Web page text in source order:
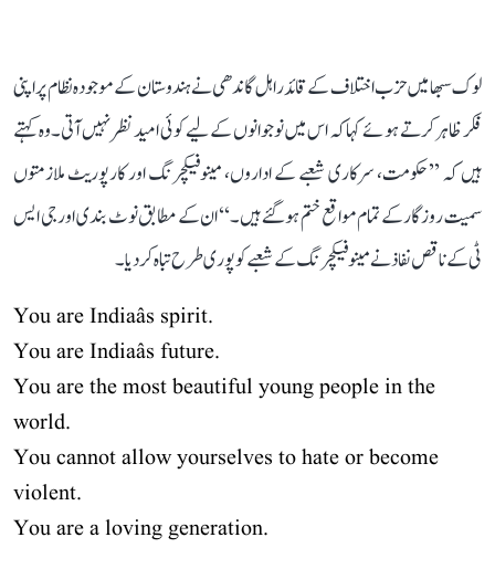
لوک سبھا میں حزب اختلاف کے قائد راہل گاندھی نے ہندوستان کے موجودہ نظام پر اپنی
فکر ظاہر کرتے ہوئے کہا کہ اس میں نوجوانوں کے لیے کوئی امید نظر نہیں آتی۔ وہ کہتے
ہیں کہ ’’حکومت، سرکاری شعبے کے اداروں، مینوفیکچرنگ اور کارپوریٹ ملازمتوں
سمیت روزگار کے تمام مواقع ختم ہو گئے ہیں۔‘‘ ان کے مطابق نوٹ بندی اور جی ایس
ٹی کے ناقص نفاذ نے مینوفیکچرنگ کے شعبے کو پوری طرح تباہ کر دیا۔
You are Indiaâs spirit.
You are Indiaâs future.
You are the most beautiful young people in the
world.
You cannot allow yourselves to hate or become
violent.
You are a loving generation.